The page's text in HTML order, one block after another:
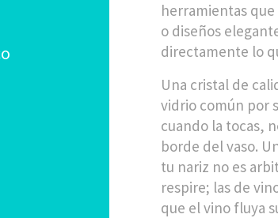
herramientas
o diseños
directamente lo
Una cristal de
vidrio común por
cuando la tocas,
borde del vaso.
tu nariz no es
respire; las de
que el vino fluya